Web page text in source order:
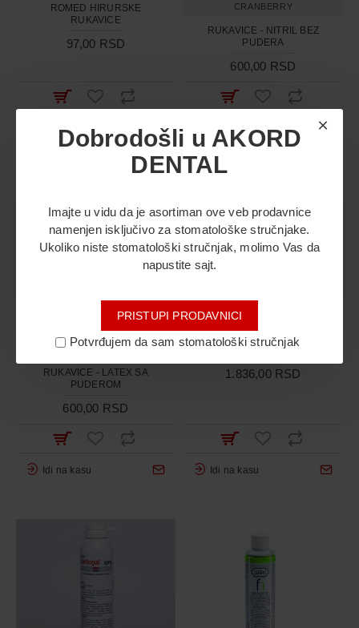
Dobrodošli u AKORD
DENTAL
Imajte u vidu da je asortiman ove veb prodavnice
namenjen isključivo za stomatološke stručnjake.
Ukoliko niste stomatološki stručnjak, molimo Vas da
napustite sajt.
PRISTUPI PRODAVNICI
Potvrđujem da sam stomatološki stručnjak
ROMED HIRURSKE
RUKAVICE
97,00 RSD
Idi na kasu
CRANBERRY
RUKAVICE - NITRIL BEZ
PUDERA
600,00 RSD
Idi na kasu
CRANBERRY
RUKAVICE - LATEX SA
PUDEROM
600,00 RSD
Idi na kasu
SKALPEL NOŽIĆ
1.836,00 RSD
Idi na kasu